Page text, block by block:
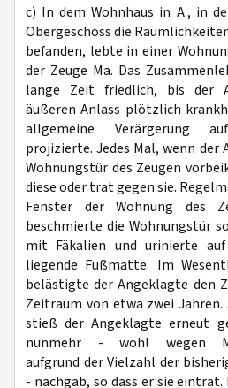
c) In dem Wohnhaus in A., in
Obergeschoss die
befanden, lebte in einer
der Zeuge Ma. Das
lange Zeit friedlich, bis der
äußeren Anlass plötzlich
allgemeine Verärgerung
projizierte. Jedes Mal, wenn der
Wohnungstür des Zeugen
diese oder trat gegen sie.
Fenster der Wohnung des
beschmierte die Wohnungstür
mit Fäkalien und urinierte
liegende Fußmatte. Im
belästigte der Angeklagte den
Zeitraum von etwa zwei Jahren.
stieß der Angeklagte erneut
nunmehr - wohl wegen
aufgrund der Vielzahl der
- nachgab, so dass er sie eintrat.